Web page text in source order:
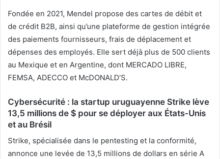
Fondée en 2021, Mendel propose des cartes de débit et
de crédit B2B, ainsi qu’une plateforme de gestion intégrée
des paiements fournisseurs, frais de déplacement et
dépenses des employés. Elle sert déjà plus de 500 clients
au Mexique et en Argentine, dont MERCADO LIBRE,
FEMSA, ADECCO et McDONALD’S.
Cybersécurité : la startup uruguayenne Strike lève
13,5 millions de $ pour se déployer aux États-Unis
et au Brésil
Strike, spécialisée dans le pentesting et la conformité,
annonce une levée de 13,5 millions de dollars en série A